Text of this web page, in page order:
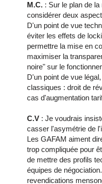
M.C. : Sur le plan de
considérer deux
D'un point de vue
éviter les effets de
permettre la mise en
maximiser la
noire" sur le
D'un point de vue
classiques : droit de
cas d'augmentation
C.V : Je voudrais
casser l'asymétrie de
Les GAFAM aiment
trop compliquée pour
de mettre des profils
équipes de
revendications